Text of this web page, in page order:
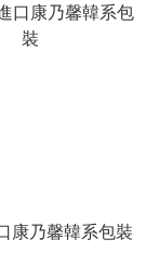
康乃馨韓系包裝